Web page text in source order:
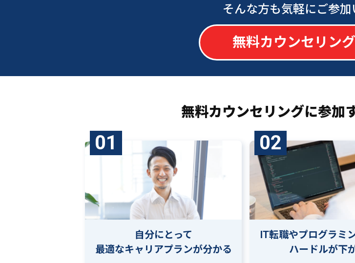
そんな方も気軽にご参加
無料カウンセリン
無料カウンセリングに参加
01
自分にとって
最適なキャリアプランが分かる
02
IT転職やプログラミ
ハードルが下